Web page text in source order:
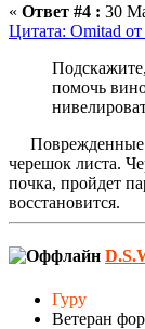
« Ответ #4 : 30
Цитата: Omitad
помочь
Поврежденные
черешок листа.
почка, пройдет
восстановится.
Гуру
Ветеран